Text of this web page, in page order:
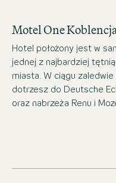
Motel One
Hotel położony jest w
jednej z najbardziej
miasta. W ciągu
dotrzesz do Deutsche
oraz nabrzeża Renu i